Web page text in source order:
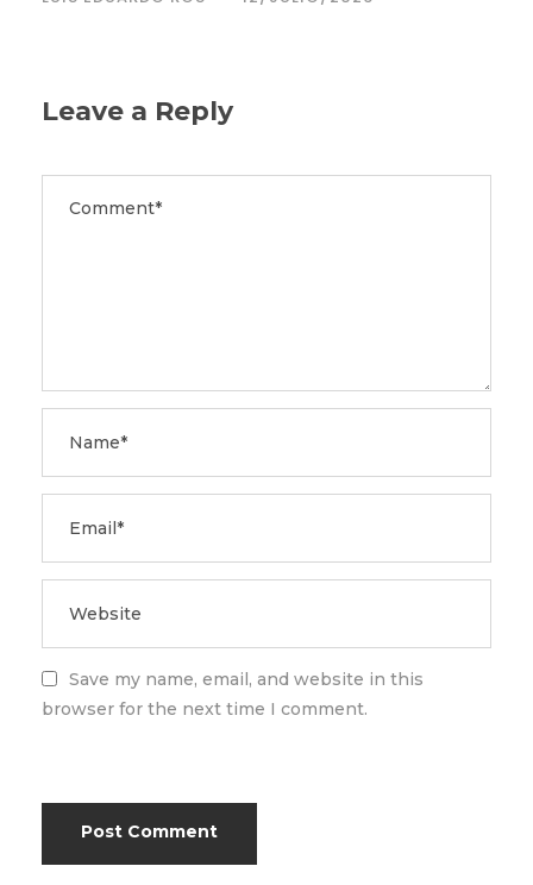
Leave a Reply
Save my name, email, and website in this
browser for the next time I comment.